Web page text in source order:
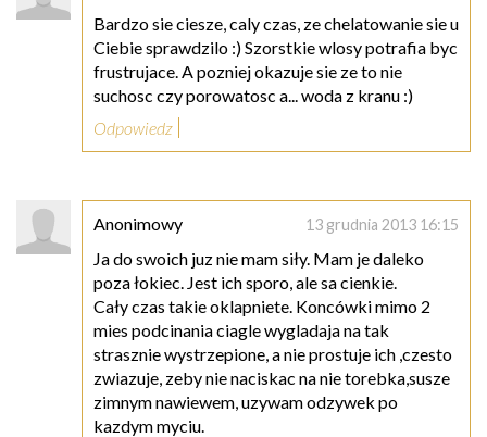
Bardzo sie ciesze, caly czas, ze chelatowanie sie u
Ciebie sprawdzilo :) Szorstkie wlosy potrafia byc
frustrujace. A pozniej okazuje sie ze to nie
suchosc czy porowatosc a... woda z kranu :)
Odpowiedz
Anonimowy 13 grudnia 2013 16:15
Ja do swoich juz nie mam siły. Mam je daleko
poza łokiec. Jest ich sporo, ale sa cienkie.
Cały czas takie oklapniete. Koncówki mimo 2
mies podcinania ciagle wygladaja na tak
strasznie wystrzepione, a nie prostuje ich ,czesto
zwiazuje, zeby nie naciskac na nie torebka,susze
zimnym nawiewem, uzywam odzywek po
kazdym myciu.